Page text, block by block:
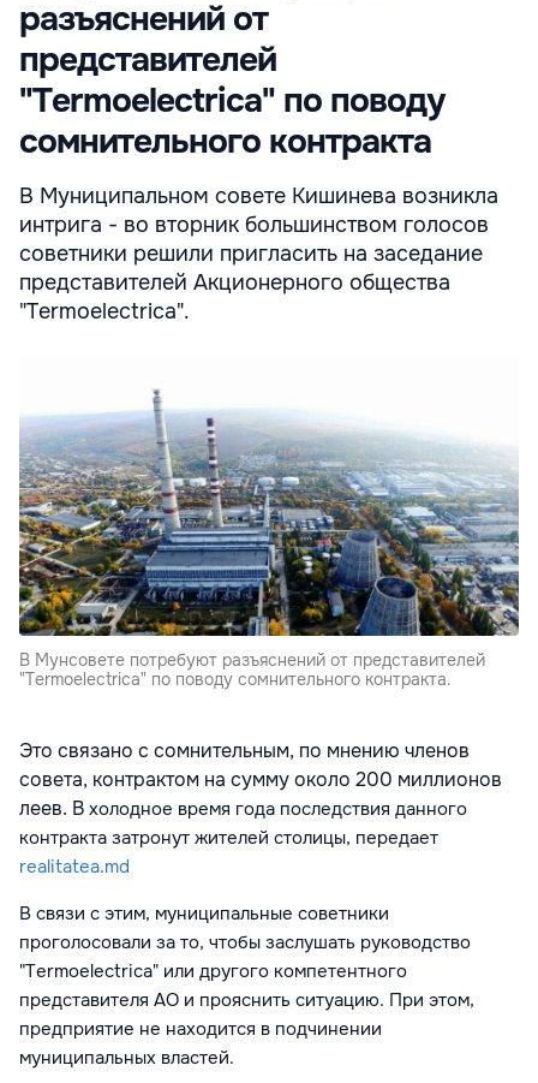
разъяснений от
представителей
"Termoelectrica" по поводу
сомнительного контракта
В Муниципальном совете Кишинева возникла
интрига - во вторник большинством голосов
советники решили пригласить на заседание
представителей Акционерного общества
"Termoelectrica".
В Мунсовете потребуют разъяснений от представителей
"Termoelectrica" по поводу сомнительного контракта.
Это связано с сомнительным, по мнению членов
совета, контрактом на сумму около 200 миллионов
леев. В холодное время года последствия данного
контракта затронут жителей столицы, передает
realitatea.md
В связи с этим, муниципальные советники
проголосовали за то, чтобы заслушать руководство
"Termoelectrica" или другого компетентного
представителя АО и прояснить ситуацию. При этом,
предприятие не находится в подчинении
муниципальных властей.